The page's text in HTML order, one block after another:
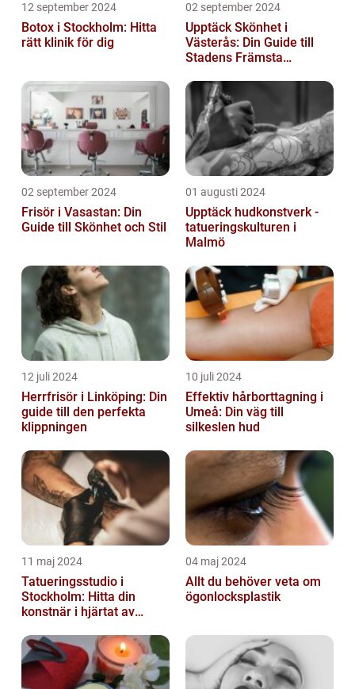
12 september 2024
Botox i Stockholm: Hitta
rätt klinik för dig
02 september 2024
Upptäck Skönhet i
Västerås: Din Guide till
Stadens Främsta
02 september 2024
Frisör i Vasastan: Din
Guide till Skönhet och Stil
01 augusti 2024
Upptäck hudkonstverk -
tatueringskulturen i
Malmö
12 juli 2024
Herrfrisör i Linköping: Din
guide till den perfekta
klippningen
10 juli 2024
Effektiv hårborttagning i
Umeå: Din väg till
silkeslen hud
11 maj 2024
Tatueringsstudio i
Stockholm: Hitta din
konstnär i hjärtat av
04 maj 2024
Allt du behöver veta om
ögonlocksplastik